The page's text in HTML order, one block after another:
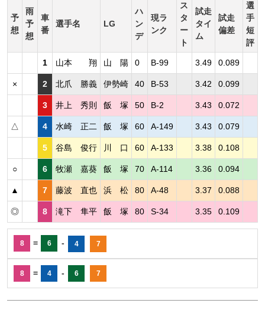
予
想
雨
予
想
車
番
選手名 LG
ハ
ン
デ
現ラ
ンク
ス
タ
ー
ト
試走
タイ
ム
試走
偏差
選
手
短
評
1 山本 翔 山 陽 0 B-99 3.49 0.089
× 2 北爪 勝義 伊勢崎 40 B-53 3.42 0.099
3 井上 秀則 飯 塚 50 B-2 3.43 0.072
△ 4 水崎 正二 飯 塚 60 A-149 3.43 0.079
5 谷島 俊行 川 口 60 A-133 3.38 0.108
○ 6 牧瀬 嘉葵 飯 塚 70 A-114 3.36 0.094
▲ 7 藤波 直也 浜 松 80 A-48 3.37 0.088
◎ 8 滝下 隼平 飯 塚 80 S-34 3.35 0.109
8 = 6 - 4 7
8 = 4 - 6 7